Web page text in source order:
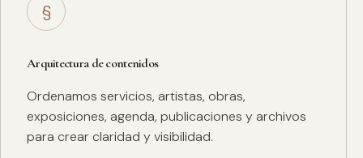
§
Arquitectura de contenidos
Ordenamos servicios, artistas, obras,
exposiciones, agenda, publicaciones y archivos
para crear claridad y visibilidad.